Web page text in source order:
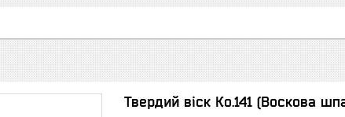
Твердий віск Ко.141 (Воскова